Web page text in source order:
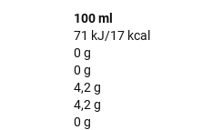
100 ml
71 kJ/17 kcal
0 g
0 g
4,2 g
4,2 g
0 g